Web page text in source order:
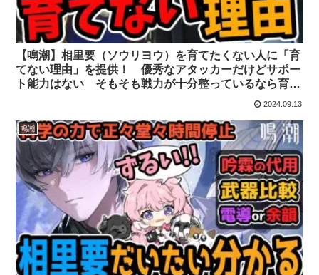
【鳴潮】相里要（ソウリヨウ）を育てたくない人に「育
てない理由」を提供！ 優秀なアタッカーだけどサポー
ト能力はない そもそも戦力が十分整っているなら育て
る必要はないかも ショアキーパー実装も近いしね！
2024.09.13
鳴潮